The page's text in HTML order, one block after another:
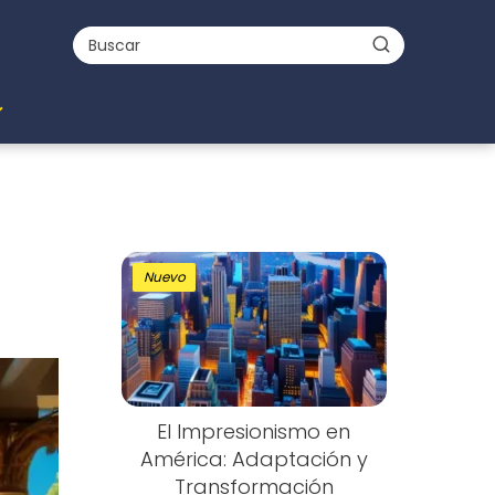
Nuevo
El Impresionismo en
América: Adaptación y
Transformación